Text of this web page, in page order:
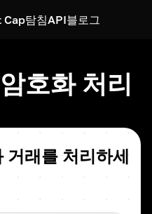
Cap탐침API블로그
호화 처리
거래를 처리하세